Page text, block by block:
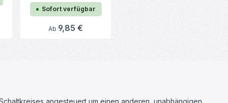
Sofort verfügbar
Regulärer Preis:
Ab 9,85 €